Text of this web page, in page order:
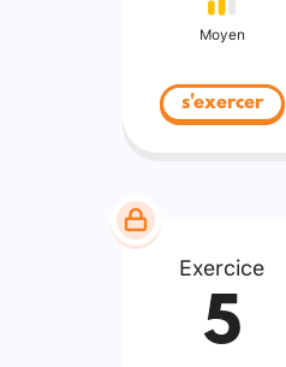
Moyen
s'exercer
Exercice
5